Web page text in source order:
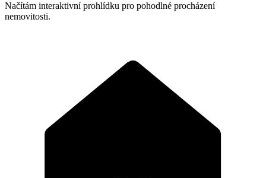
Načítám interaktivní prohlídku pro pohodlné procházení
nemovitosti.